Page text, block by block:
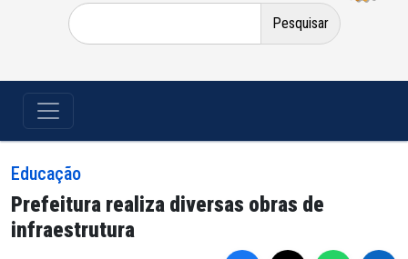
Pesquisar
por:
Educação
Prefeitura realiza diversas obras de
infraestrutura